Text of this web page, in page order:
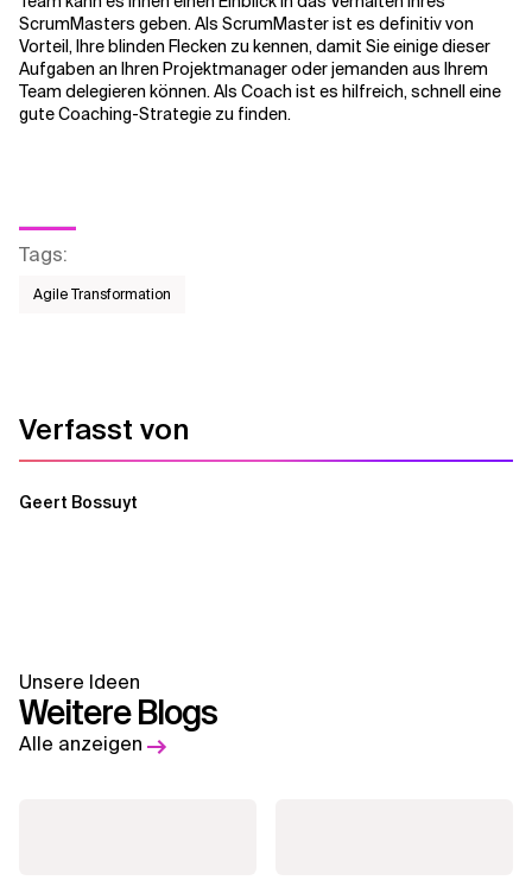
ScrumMasters geben. Als ScrumMaster ist es definitiv von
Vorteil, Ihre blinden Flecken zu kennen, damit Sie einige dieser
Aufgaben an Ihren Projektmanager oder jemanden aus Ihrem
Team delegieren können. Als Coach ist es hilfreich, schnell eine
gute Coaching-Strategie zu finden.
Tags:
Agile Transformation
Verfasst von
Geert Bossuyt
Unsere Ideen
Weitere Blogs
Alle anzeigen